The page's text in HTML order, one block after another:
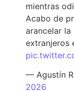
mientras
Acabo de
arancelar la
extranjeros
— Agustín
2026